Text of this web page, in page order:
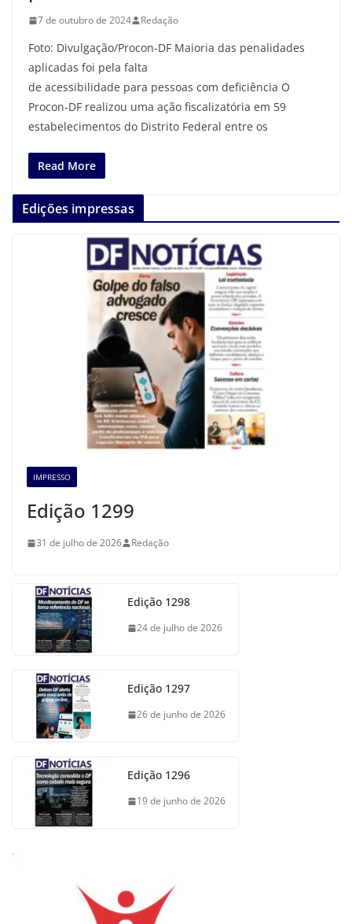
7 de outubro de 2024 Redação
Foto: Divulgação/Procon-DF Maioria das penalidades
aplicadas foi pela falta
de acessibilidade para pessoas com deficiência O
Procon-DF realizou uma ação fiscalizatória em 59
estabelecimentos do Distrito Federal entre os
Read More
Edições impressas
IMPRESSO
Edição 1299
31 de julho de 2026 Redação
Edição 1298
24 de julho de 2026
Edição 1297
26 de junho de 2026
Edição 1296
19 de junho de 2026